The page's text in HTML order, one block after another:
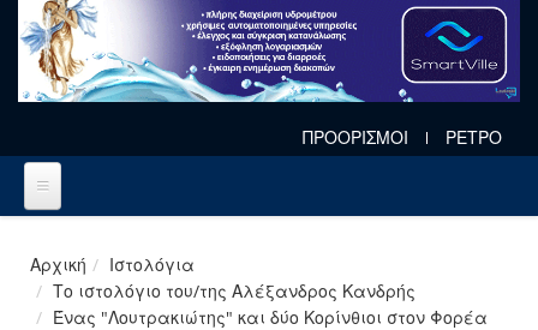
ΠΡΟΟΡΙΣΜΟΙ ΡΕΤΡΟ
Αρχική
Ιστολόγια
Το ιστολόγιο του/της Αλέξανδρος Κανδρής
Ένας "Λουτρακιώτης" και δύο Κορίνθιοι στον Φορέα